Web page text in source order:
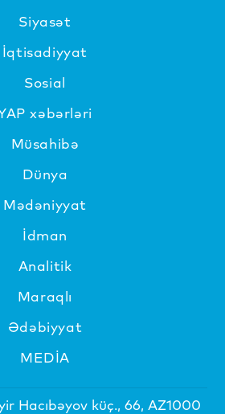
Siyasət
İqtisadiyyat
Sosial
xəbərləri
Müsahibə
Dünya
Mədəniyyat
İdman
Analitik
Maraqlı
Ədəbiyyat
MEDİA
Hacıbəyov küç., 66, AZ1000